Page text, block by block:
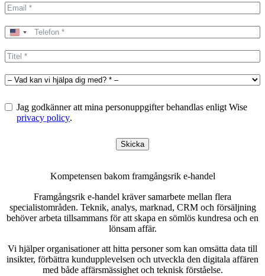
United
+1
Jag godkänner att mina personuppgifter behandlas enligt Wise
privacy policy.
Skicka
Kompetensen bakom framgångsrik e-handel
Framgångsrik e-handel kräver samarbete mellan flera
specialistområden. Teknik, analys, marknad, CRM och försäljning
behöver arbeta tillsammans för att skapa en sömlös kundresa och en
lönsam affär.
Vi hjälper organisationer att hitta personer som kan omsätta data till
insikter, förbättra kundupplevelsen och utveckla den digitala affären
med både affärsmässighet och teknisk förståelse.